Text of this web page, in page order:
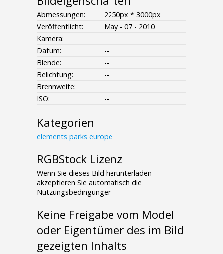
Abmessungen:
2250px * 3000px
Veröffentlicht:
May - 07 - 2010
Kamera:
Datum:
--
Blende:
--
Belichtung:
--
Brennweite:
ISO:
--
Kategorien
elements parks europe
RGBStock Lizenz
Wenn Sie dieses Bild herunterladen
akzeptieren Sie automatisch die
Nutzungsbedingungen
Keine Freigabe vom Model
oder Eigentümer des im Bild
gezeigten Inhalts